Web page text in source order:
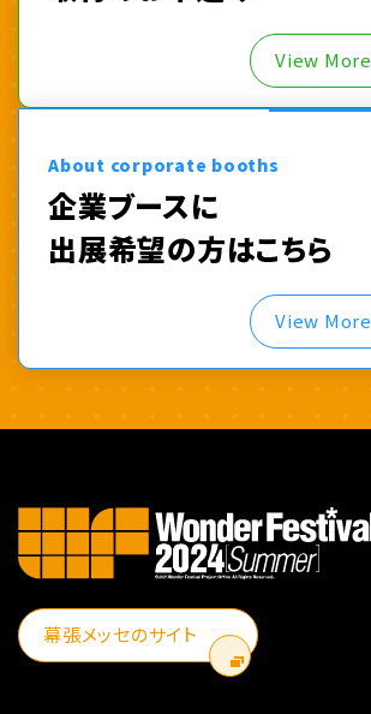
View More
About corporate booths
企業ブースに
出展希望の方はこちら
View More
幕張メッセのサイト